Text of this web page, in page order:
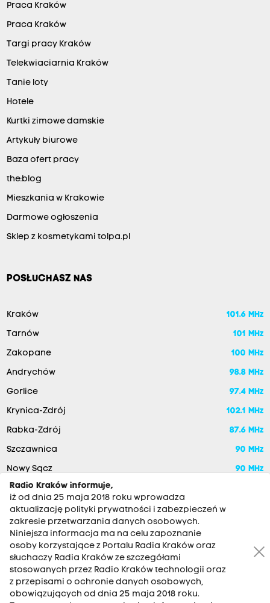
Praca Kraków
Praca Kraków
Targi pracy Kraków
Telekwiaciarnia Kraków
Tanie loty
Hotele
Kurtki zimowe damskie
Artykuły biurowe
Baza ofert pracy
the:blog
Mieszkania w Krakowie
Darmowe ogłoszenia
Sklep z kosmetykami tolpa.pl
POSŁUCHASZ NAS
Kraków 101.6 MHz
Tarnów 101 MHz
Zakopane 100 MHz
Andrychów 98.8 MHz
Gorlice 97.4 MHz
Krynica-Zdrój 102.1 MHz
Rabka-Zdrój 87.6 MHz
Szczawnica 90 MHz
Nowy Sącz 90 MHz
RADIO KRAKÓW SA. Aleja Juliusza Słowackiego 22, 30-007
Kraków
Radio Kraków informuje,
iż od dnia 25 maja 2018 roku wprowadza
aktualizację polityki prywatności i zabezpieczeń w
zakresie przetwarzania danych osobowych.
Niniejsza informacja ma na celu zapoznanie
osoby korzystające z Portalu Radia Kraków oraz
słuchaczy Radia Kraków ze szczegółami
stosowanych przez Radio Kraków technologii oraz
z przepisami o ochronie danych osobowych,
obowiązujących od dnia 25 maja 2018 roku.